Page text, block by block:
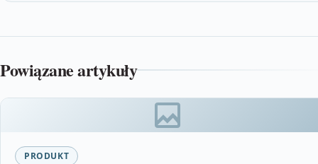
Powiązane artykuły
PRODUKT